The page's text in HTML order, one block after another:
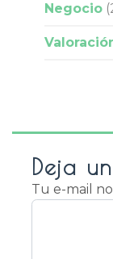
Negocio
Deja
Tu e-mail